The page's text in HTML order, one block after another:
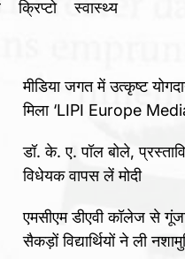
क्रिप्टो स्वास्थ्य
मीडिया जगत में उत्कृष्ट
मिला ‘LIPI Europe
डॉ. के. ए. पॉल बोले,
विधेयक वापस लें मोदी
एमसीएम डीएवी कॉलेज से
सैकड़ों विद्यार्थियों ने ली